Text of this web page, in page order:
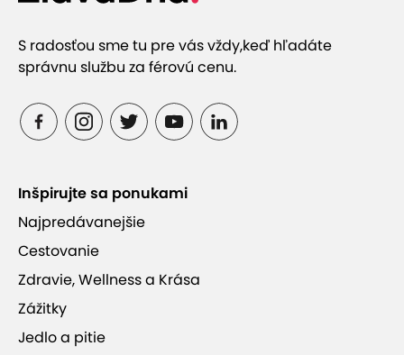
S radosťou sme tu pre vás vždy,keď hľadáte
správnu službu za férovú cenu.
Inšpirujte sa ponukami
Najpredávanejšie
Cestovanie
Zdravie, Wellness a Krása
Zážitky
Jedlo a pitie